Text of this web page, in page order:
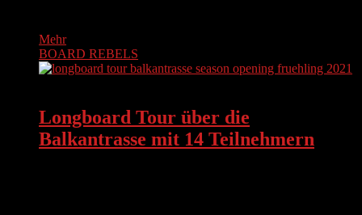
Mehr
BOARD REBELS
Longboard Tour über die
Balkantrasse mit 14 Teilnehmern